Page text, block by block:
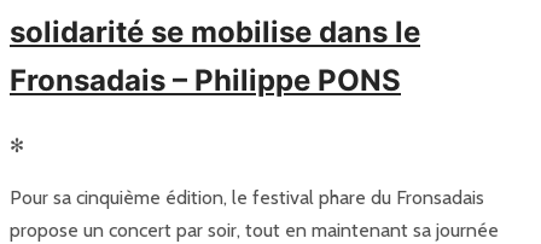
solidarité se mobilise dans le
Fronsadais – Philippe PONS
✻
Pour sa cinquième édition, le festival phare du Fronsadais
propose un concert par soir, tout en maintenant sa journée